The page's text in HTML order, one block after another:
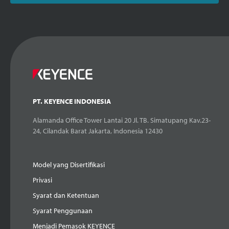
PT. KEYENCE INDONESIA
Alamanda Office Tower Lantai 20 Jl. TB. Simatupang Kav.23-
24, Cilandak Barat Jakarta, Indonesia 12430
Model yang Disertifikasi
Privasi
Syarat dan Ketentuan
Syarat Penggunaan
Menjadi Pemasok KEYENCE